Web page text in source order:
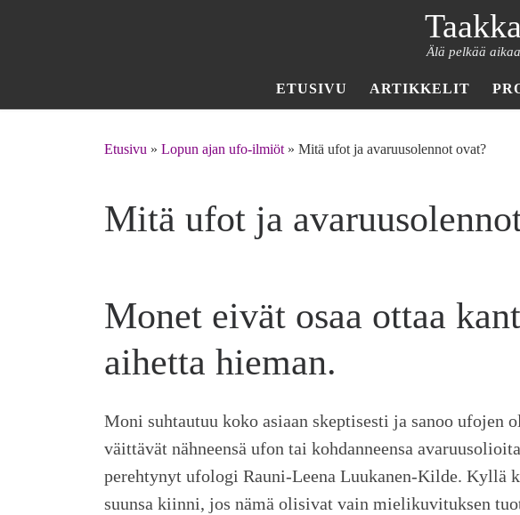
Älä pelkää
ETUSIVU ARTIKKELIT
Etusivu » Lopun ajan ufo-ilmiöt » Mitä ufot ja avaruusolennot ovat?
Mitä ufot ja
Monet eivät osaa ottaa
aihetta hieman.
Moni suhtautuu koko asiaan skeptisesti ja sanoo
väittävät nähneensä ufon tai kohdanneensa
perehtynyt ufologi Rauni-Leena Luukanen-Kilde. Kyllä
suunsa kiinni, jos nämä olisivat vain mielikuvituksen